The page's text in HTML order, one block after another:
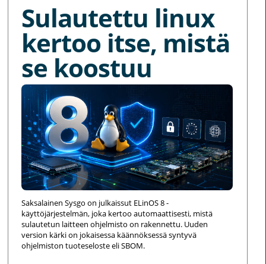
Sulautettu linux
kertoo itse, mistä
se koostuu
Saksalainen Sysgo on julkaissut ELinOS 8 -
käyttöjärjestelmän, joka kertoo automaattisesti, mistä
sulautetun laitteen ohjelmisto on rakennettu. Uuden
version kärki on jokaisessa käännöksessä syntyvä
ohjelmiston tuoteseloste eli SBOM.